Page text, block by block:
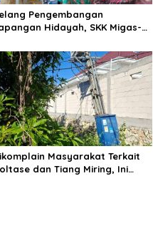
Pengembangan
Hidayah, SKK Migas-
dengan Nelayan
Masyarakat Terkait
dan Tiang Miring, Ini